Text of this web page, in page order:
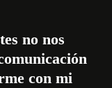
no nos
con mi